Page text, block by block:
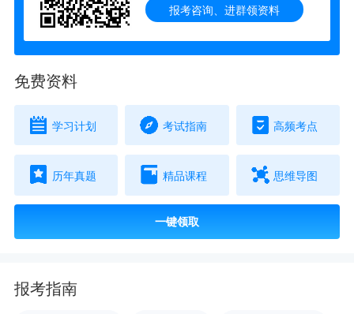
报考咨询、进群领资料
免费资料
学习计划 考试指南 高频考点
历年真题 精品课程 思维导图
一键领取
报考指南